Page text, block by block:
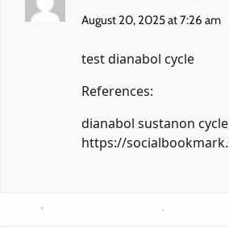
August 20, 2025 at 7:26 am
test dianabol cycle
References:
dianabol sustanon
https://